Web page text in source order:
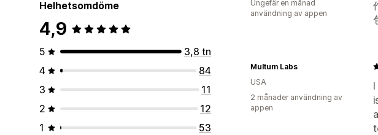
Helhetsomdöme
4,9
5
3,8 tn
4
84
3
11
2
12
1
53
Ungefär en månad
användning av appen
Multum Labs
USA
2 månader användning av
appen